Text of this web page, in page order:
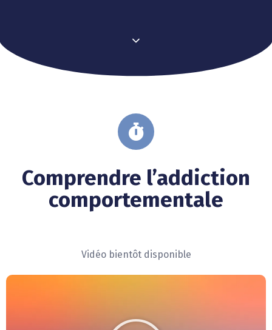
Comprendre l’addiction
comportementale
Vidéo bientôt disponible